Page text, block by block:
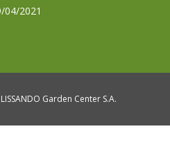
04/2021
Garden Center S.A.